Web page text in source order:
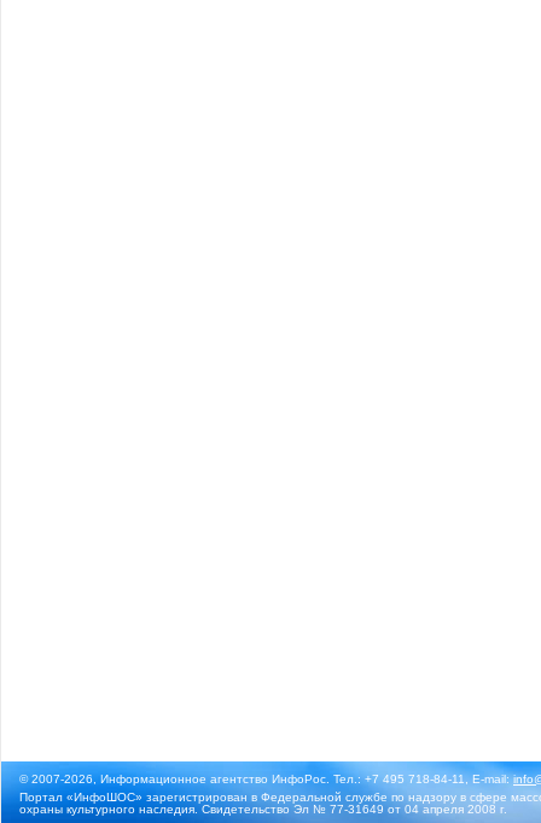
© 2007-2026, Информационное агентство ИнфоРос. Тел.: +7 495 718-84-11, E-mail:
Портал «ИнфоШОС» зарегистрирован в Федеральной службе по надзору в сфере
охраны культурного наследия. Свидетельство Эл № 77-31649 от 04 апреля 2008 г.